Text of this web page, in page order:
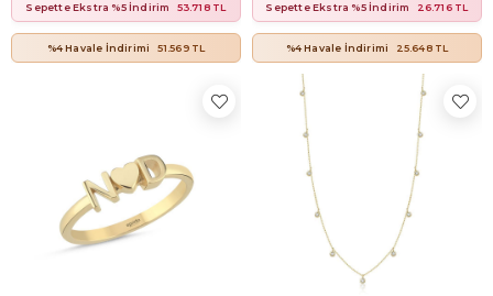
Sepette Ekstra %5 İndirim 53.718 TL
%4 Havale İndirimi 51.569 TL
Sepette Ekstra %5 İndirim 26.716 TL
%4 Havale İndirimi 25.648 TL